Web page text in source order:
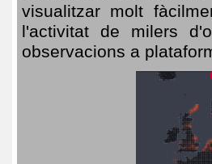
visualitzar molt
l'activitat de milers
observacions a